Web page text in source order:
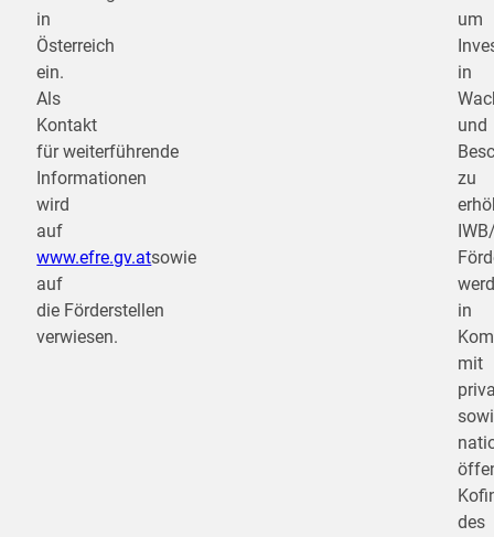
in
Österreich
ein.
Als
Kontakt
für weiterführende
Informationen
wird
auf
www.efre.gv.atsowie
auf
die Förderstellen
verwiesen.
um
in
und
zu
in
mit
des